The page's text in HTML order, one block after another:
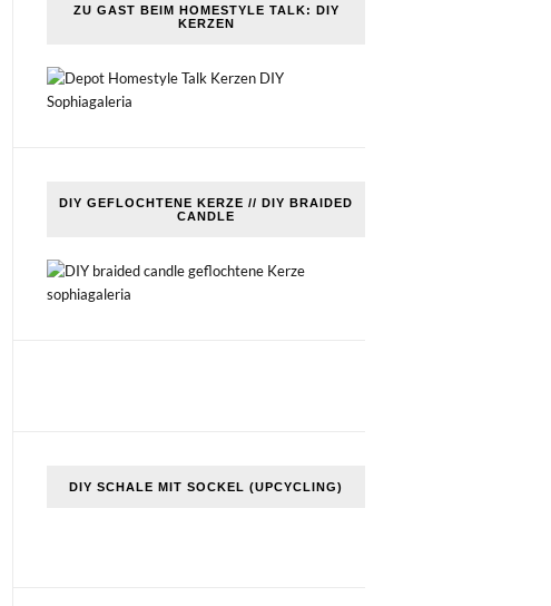
ZU GAST BEIM HOMESTYLE TALK: DIY
KERZEN
DIY GEFLOCHTENE KERZE // DIY BRAIDED
CANDLE
DIY SCHALE MIT SOCKEL (UPCYCLING)